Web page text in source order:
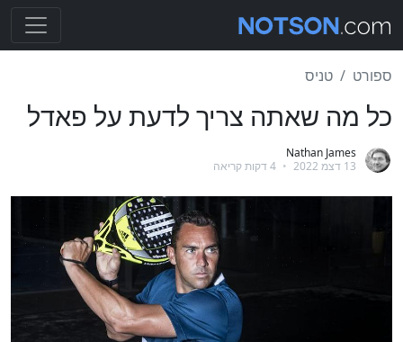
ספורט טניס
כל מה שאתה צריך לדעת על פאדל
Nathan James
13 דצמ 2022
•